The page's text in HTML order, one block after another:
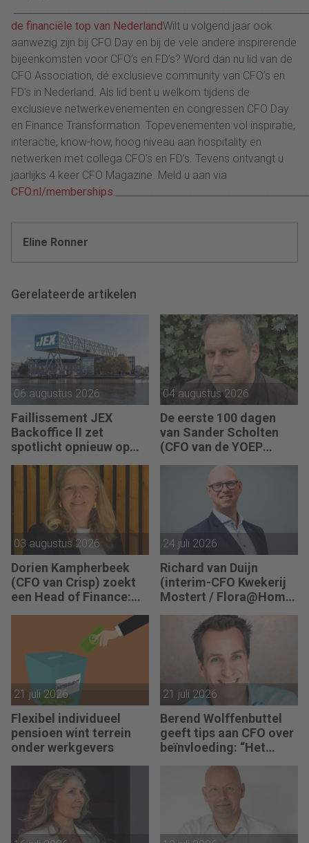
de financiële top van NederlandWilt u volgend jaar ook
aanwezig zijn bij CFO Day en bij de vele andere inspirerende
bijeenkomsten voor CFO’s en FD’s? Word dan nu lid van de
CFO Association, dé exclusieve community van CFO’s en
FD’s in Nederland. Als lid bent u welkom tijdens de
exclusieve netwerkevenementen en congressen CFO Day
en Finance Transformation. Topevenementen vol inspiratie,
interactie, know-how, hoog niveau aan hospitality en
netwerken met collega CFO’s en FD’s. Tevens ontvangt u
jaarlijks 4 keer CFO Magazine. Meld u aan via
CFO.nl/memberships
Eline Ronner
Gerelateerde artikelen
06 augustus 2026
Faillissement JEX
Backoffice II zet
spotlicht opnieuw op
04 augustus 2026
De eerste 100 dagen
van Sander Scholten
(CFO van de YOEP
sturing werkt pas echt
als mensen begrijpen
waarom keuzes nodig
03 augustus 2026
Dorien Kampherbeek
(CFO van Crisp) zoekt
een Head of Finance:
“We willen meer
performance driven
24 juli 2026
Richard van Duijn
(interim-CFO Kwekerij
Mostert / Flora@Home)
zoekt een Finance
Manager: “We zitten in
een transitie van
reactief naar proactief.”
21 juli 2026
Flexibel individueel
pensioen wint terrein
onder werkgevers
21 juli 2026
Berend Wolffenbuttel
geeft tips aan CFO over
beïnvloeding: “Het
beste advies strandt als
je niet aansluit.”